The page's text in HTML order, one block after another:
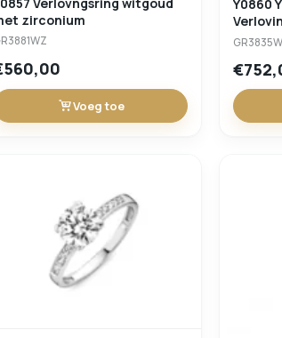
zirconium
Voeg toe
Y0860